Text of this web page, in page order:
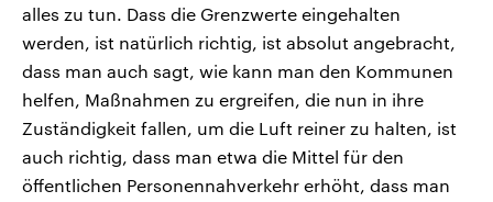
alles zu tun. Dass die Grenzwerte eingehalten
werden, ist natürlich richtig, ist absolut angebracht,
dass man auch sagt, wie kann man den Kommunen
helfen, Maßnahmen zu ergreifen, die nun in ihre
Zuständigkeit fallen, um die Luft reiner zu halten, ist
auch richtig, dass man etwa die Mittel für den
öffentlichen Personennahverkehr erhöht, dass man